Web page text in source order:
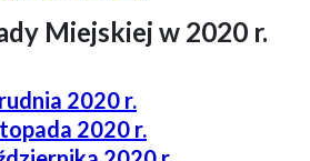
Miejskiej w 2020 r.
2020 r.
2020 r.